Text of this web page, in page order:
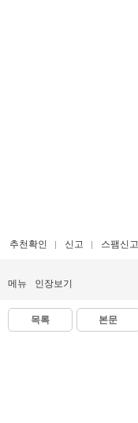
추천확인 신고 스팸신고
메뉴 인장보기
목록 본문